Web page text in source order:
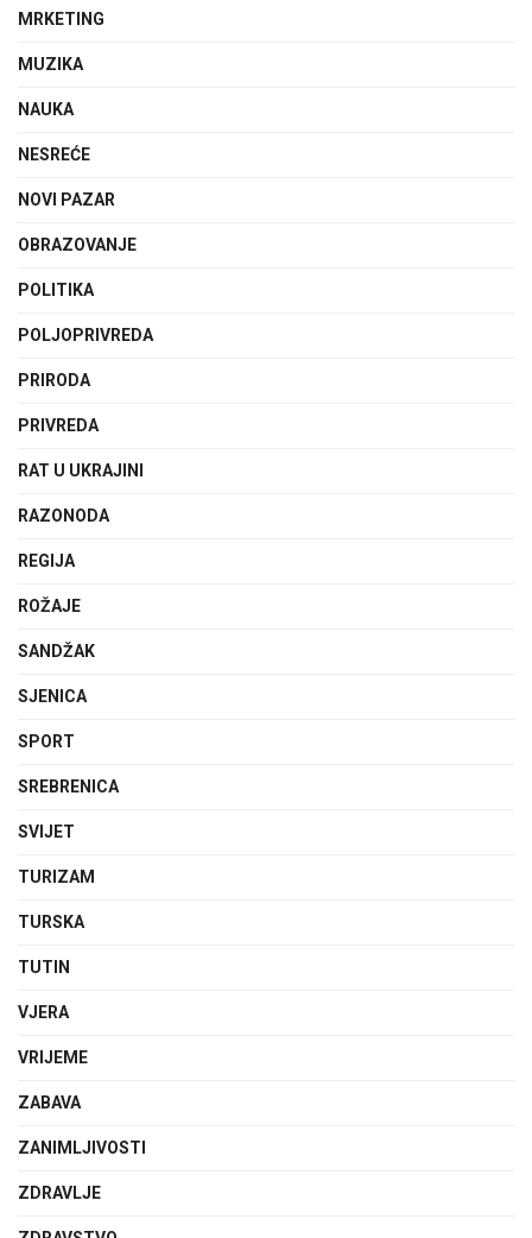
MRKETING
MUZIKA
NAUKA
NESREĆE
NOVI PAZAR
OBRAZOVANJE
POLITIKA
POLJOPRIVREDA
PRIRODA
PRIVREDA
RAT U UKRAJINI
RAZONODA
REGIJA
ROŽAJE
SANDŽAK
SJENICA
SPORT
SREBRENICA
SVIJET
TURIZAM
TURSKA
TUTIN
VJERA
VRIJEME
ZABAVA
ZANIMLJIVOSTI
ZDRAVLJE